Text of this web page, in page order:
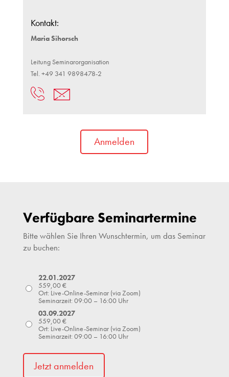
Kontakt:
Maria Sihorsch
Leitung Seminarorganisation
Tel. +49 341 9898478-2
Anmelden
Verfügbare Seminartermine
Bitte wählen Sie Ihren Wunschtermin, um das Seminar
zu buchen:
22.01.2027
559,00€
Ort: Live-Online-Seminar (via Zoom)
Seminarzeit: 09:00 – 16:00 Uhr
03.09.2027
559,00€
Ort: Live-Online-Seminar (via Zoom)
Seminarzeit: 09:00 – 16:00 Uhr
Jetzt anmelden